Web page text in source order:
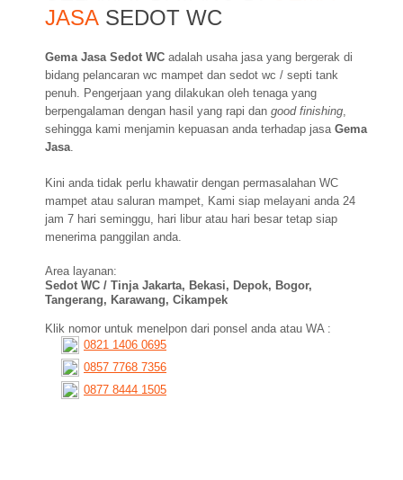
JASA SEDOT WC
Gema Jasa Sedot WC adalah usaha jasa yang bergerak di
bidang pelancaran wc mampet dan sedot wc / septi tank
penuh. Pengerjaan yang dilakukan oleh tenaga yang
berpengalaman dengan hasil yang rapi dan good finishing
sehingga kami menjamin kepuasan anda terhadap jasa Gema
Jasa
Kini anda tidak perlu khawatir dengan permasalahan WC
mampet atau saluran mampet, Kami siap melayani anda 24
jam 7 hari seminggu, hari libur atau hari besar tetap siap
menerima panggilan anda.
Area layanan:
Sedot WC / Tinja Jakarta, Bekasi, Depok, Bogor,
Tangerang, Karawang, Cikampek
Klik nomor untuk menelpon dari ponsel anda atau WA :
0821 1406 0695
0857 7768 7356
0877 8444 1505